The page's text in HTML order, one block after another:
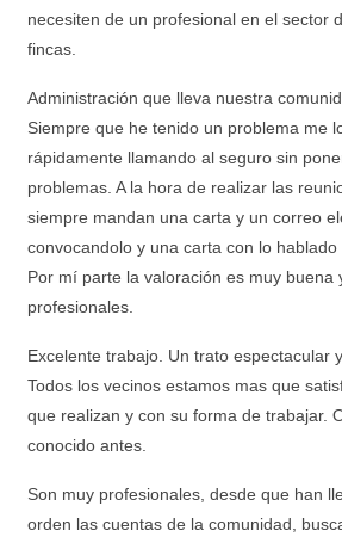
necesiten de un profesional en el sector
fincas.
Administración que lleva nuestra
Siempre que he tenido un problema me
rápidamente llamando al seguro sin
problemas. A la hora de realizar las
siempre mandan una carta y un correo
convocandolo y una carta con lo hablado
Por mí parte la valoración es muy buena
profesionales.
Excelente trabajo. Un trato espectacular
Todos los vecinos estamos mas que
que realizan y con su forma de trabajar.
conocido antes.
Son muy profesionales, desde que han
orden las cuentas de la comunidad,